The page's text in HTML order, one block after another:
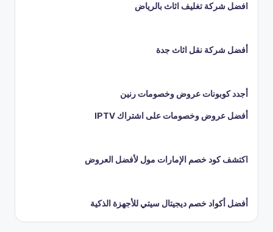
افضل شركة تغليف اثاث بالرياض
أفضل شركة نقل اثاث جدة
أجدد كوبونات عروض وخصومات رنين
أفضل عروض وخصومات على اشتراك IPTV
اكتشف كود خصم الإمارات مول لأفضل العروض
أفضل أكواد خصم ديجيتال سيتي للأجهزة الذكية